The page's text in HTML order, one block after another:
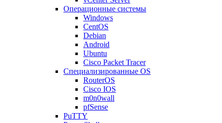
Операционные системы
Windows
CentOS
Debian
Android
Ubuntu
Cisco Packet Tracer
Специализированные OS
RouterOS
Cisco IOS
m0n0wall
pfSense
PuTTY